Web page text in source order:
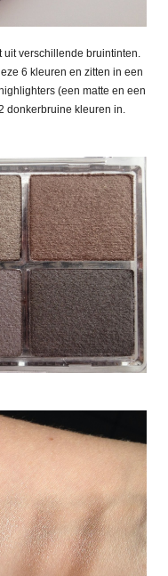
uit verschillende bruintinten.
6 kleuren en zitten in een
(een matte en een
donkerbruine kleuren in.